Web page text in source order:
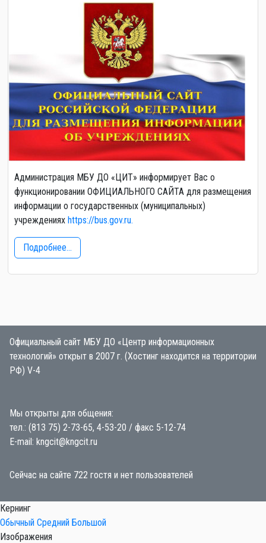
Администрация МБУ ДО «ЦИТ» информирует Вас о
функционировании ОФИЦИАЛЬНОГО САЙТА для размещения
информации о государственных (муниципальных)
учреждениях https://bus.gov.ru.
Подробнее...
Официальный сайт МБУ ДО «Центр информационных
технологий» открыт в 2007 г. (Хостинг находится на территории
РФ) V-4
Мы открыты для общения:
тел.: (813 75) 2-73-65, 4-53-20 / факс 5-12-74
E-mail: kngcit@kngcit.ru
Сейчас на сайте 722 гостя и нет пользователей
Кернинг
Обычный Средний Большой
Изображения